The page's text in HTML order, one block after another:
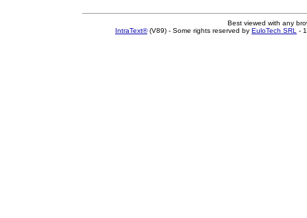
Best viewed with any
IntraText®(V89) - Some rights reserved by EuloTech SRL -